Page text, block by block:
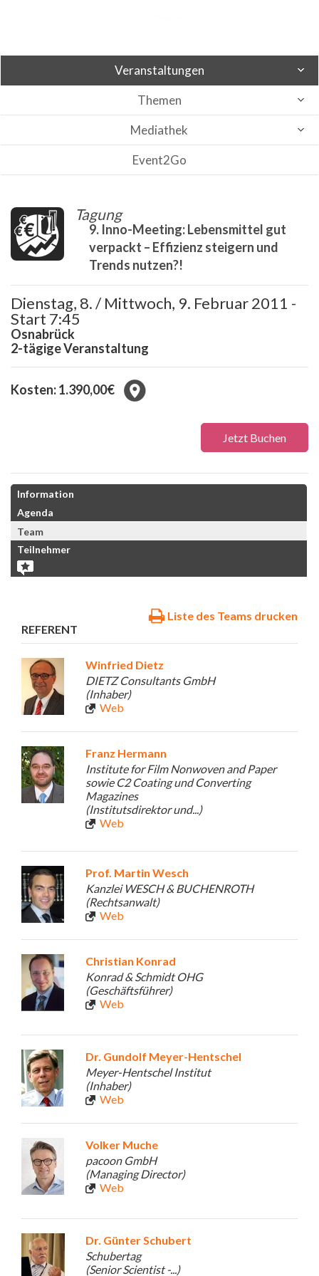
Veranstaltungen
Themen
Mediathek
Event2Go
Tagung
9. Inno-Meeting: Lebensmittel gut
verpackt – Effizienz steigern und
Trends nutzen?!
Dienstag, 8. / Mittwoch, 9. Februar 2011 -
Start 7:45
Osnabrück
2-tägige Veranstaltung
Kosten: 1.390,00€
Jetzt Buchen
Information
Agenda
Team
Teilnehmer
Liste des Teams drucken
REFERENT
Winfried Dietz
DIETZ Consultants GmbH
(Inhaber)
Web
Franz Hermann
Institute for Film Nonwoven and Paper
sowie C2 Coating und Converting
Magazines
(Institutsdirektor und...)
Web
Prof. Martin Wesch
Kanzlei WESCH & BUCHENROTH
(Rechtsanwalt)
Web
Christian Konrad
Konrad & Schmidt OHG
(Geschäftsführer)
Web
Dr. Gundolf Meyer-Hentschel
Meyer-Hentschel Institut
(Inhaber)
Web
Volker Muche
pacoon GmbH
(Managing Director)
Web
Dr. Günter Schubert
Schubertag
(Senior Scientist -...)